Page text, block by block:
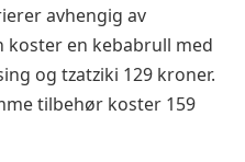
avhengig av
en kebabrull med
og tzatziki 129 kroner.
tilbehør koster 159